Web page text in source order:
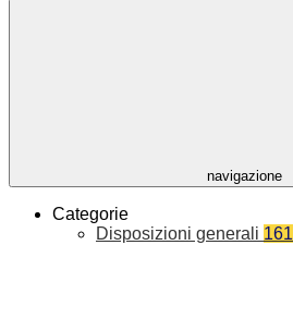
navigazione
Categorie
Disposizioni generali 161